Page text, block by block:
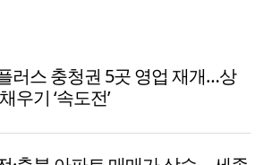
러스 충청권 5곳 영업 재개…상
우기 ‘속도전’